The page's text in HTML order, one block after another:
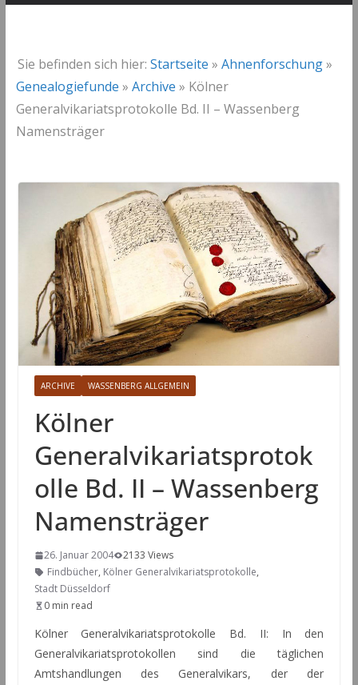
Sie befinden sich hier: Startseite » Ahnenforschung»
Genealogiefunde » Archive » Kölner
Generalvikariatsprotokolle Bd. II – Wassenberg
Namensträger
ARCHIVE WASSENBERG ALLGEMEIN
Kölner
Generalvikariatsprotok
olle Bd. II – Wassenberg
Namensträger
26. Januar 2004
2133 Views
Findbücher, Kölner Generalvikariatsprotokolle,
Stadt Düsseldorf
0 min read
Kölner Generalvikariatsprotokolle Bd. II: In den
Generalvikariatsprotokollen sind die täglichen
Amtshandlungen des Generalvikars, der der